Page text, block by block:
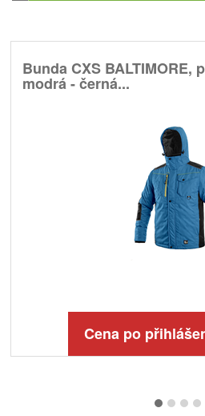
Bunda CXS BALTIMORE,
modrá - černá...
Cena po